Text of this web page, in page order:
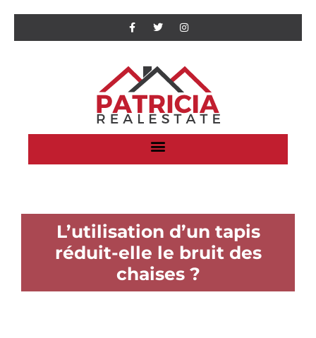
L’utilisation d’un tapis
réduit-elle le bruit des
chaises ?